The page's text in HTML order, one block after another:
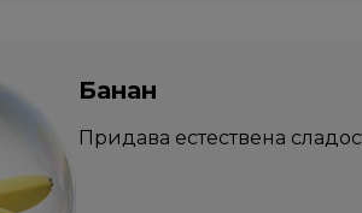
Банан
Придава естествена